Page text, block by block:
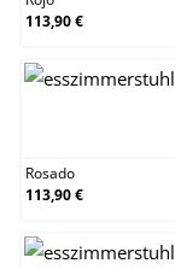
113,90 €
Rosado
113,90 €